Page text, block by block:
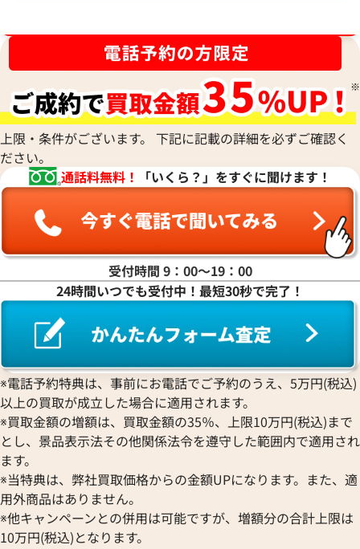
上限・条件がございます。 下記に記載の詳細を必ずご確認く
ださい。
通話料無料！
「いくら？」をすぐに聞けます！
受付時間 9：00〜19：00
24時間いつでも受付中！最短30秒で完了！
※電話予約特典は、事前にお電話でご予約のうえ、5万円(税込)
以上の買取が成立した場合に適用されます。
※買取金額の増額は、買取金額の35％、上限10万円(税込)まで
とし、景品表示法その他関係法令を遵守した範囲内で適用され
ます。
※当特典は、弊社買取価格からの金額UPになります。また、適
用外商品はありません。
※他キャンペーンとの併用は可能ですが、増額分の合計上限は
10万円(税込)となります。